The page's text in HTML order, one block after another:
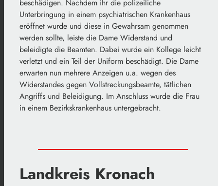
beschädigen. Nachdem ihr die polizeiliche
Unterbringung in einem psychiatrischen Krankenhaus
eröffnet wurde und diese in Gewahrsam genommen
werden sollte, leiste die Dame Widerstand und
beleidigte die Beamten. Dabei wurde ein Kollege leicht
verletzt und ein Teil der Uniform beschädigt. Die Dame
erwarten nun mehrere Anzeigen u.a. wegen des
Widerstandes gegen Vollstreckungsbeamte, tätlichen
Angriffs und Beleidigung. Im Anschluss wurde die Frau
in einem Bezirkskrankenhaus untergebracht.
Landkreis Kronach